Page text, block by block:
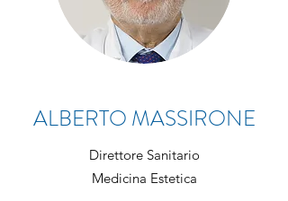
ALBERTO MASSIRONE
Direttore Sanitario
Medicina Estetica